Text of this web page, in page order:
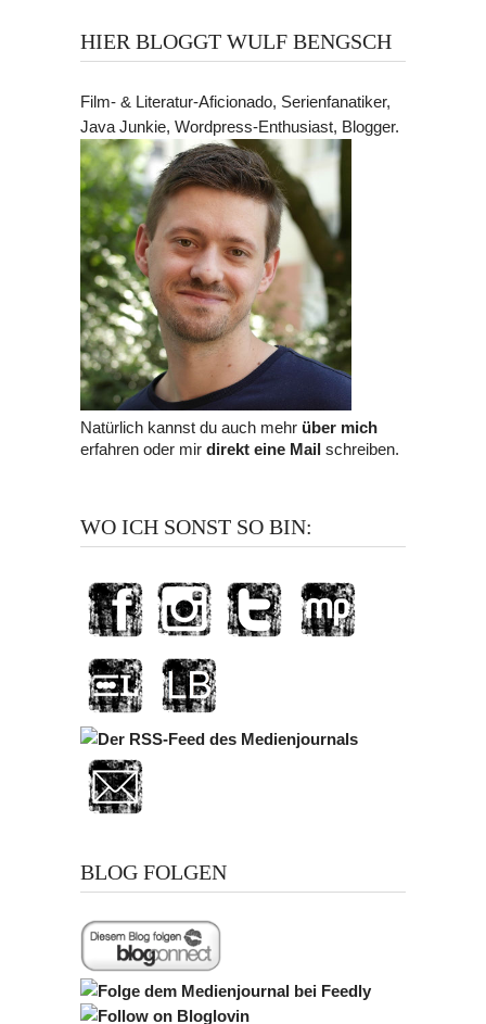
HIER BLOGGT WULF BENGSCH
Film- & Literatur-Aficionado, Serienfanatiker,
Java Junkie, Wordpress-Enthusiast, Blogger.
Natürlich kannst du auch mehr über mich
erfahren oder mir direkt eine Mailschreiben.
WO ICH SONST SO BIN:
BLOG FOLGEN